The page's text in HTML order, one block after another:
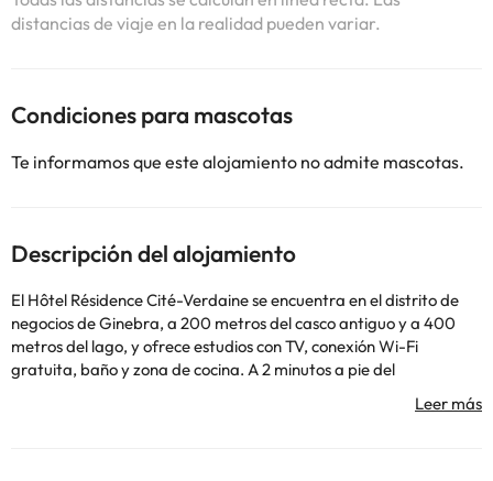
distancias de viaje en la realidad pueden variar.
Condiciones para mascotas
Te informamos que este alojamiento no admite mascotas.
Descripción del alojamiento
El Hôtel Résidence Cité-Verdaine se encuentra en el distrito de
negocios de Ginebra, a 200 metros del casco antiguo y a 400
metros del lago, y ofrece estudios con TV, conexión Wi-Fi
gratuita, baño y zona de cocina. A 2 minutos a pie del
establecimiento encontrará varios restaurantes, cafeterías y